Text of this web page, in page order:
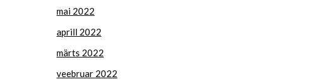
mai 2022
aprill 2022
märts 2022
veebruar 2022